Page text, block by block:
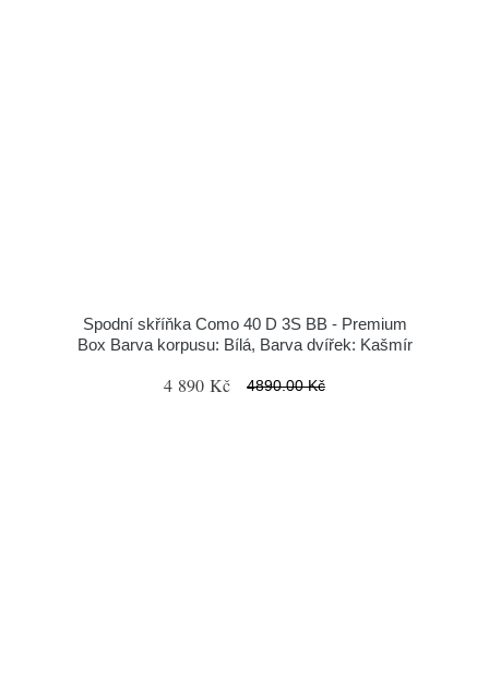
Spodní skříňka Como 40 D 3S BB - Premium
Box Barva korpusu: Bílá, Barva dvířek: Kašmír
4 890 Kč 4890.00 Kč